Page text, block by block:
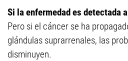
Si la enfermedad es detectada
Pero si el cáncer se ha
glándulas suprarrenales, las
disminuyen.